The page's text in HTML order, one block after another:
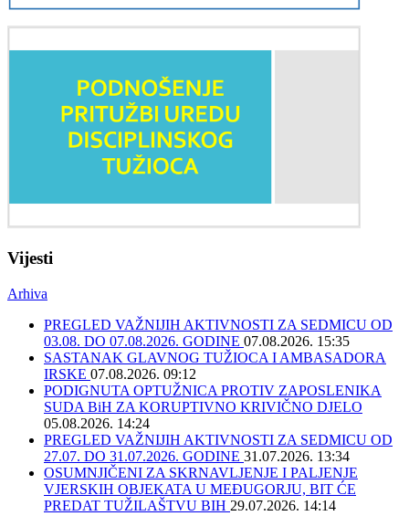
Vijesti
Arhiva
PREGLED VAŽNIJIH AKTIVNOSTI ZA SEDMICU OD
03.08. DO 07.08.2026. GODINE 07.08.2026. 15:35
SASTANAK GLAVNOG TUŽIOCA I AMBASADORA
IRSKE 07.08.2026. 09:12
PODIGNUTA OPTUŽNICA PROTIV ZAPOSLENIKA
SUDA BiH ZA KORUPTIVNO KRIVIČNO DJELO
05.08.2026. 14:24
PREGLED VAŽNIJIH AKTIVNOSTI ZA SEDMICU OD
27.07. DO 31.07.2026. GODINE 31.07.2026. 13:34
OSUMNJIČENI ZA SKRNAVLJENJE I PALJENJE
VJERSKIH OBJEKATA U MEĐUGORJU, BIT ĆE
PREDAT TUŽILAŠTVU BIH 29.07.2026. 14:14